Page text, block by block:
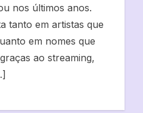
nos últimos anos.
tanto em artistas que
em nomes que
ao streaming,